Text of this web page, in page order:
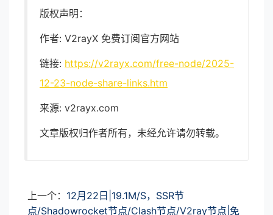
版权声明：
作者: V2rayX 免费订阅官方网站
链接: https://v2rayx.com/free-node/2025-
12-23-node-share-links.htm
来源: v2rayx.com
文章版权归作者所有，未经允许请勿转载。
上一个： 12月22日|19.1M/S，SSR节
点/Shadowrocket节点/Clash节点/V2ray节点|免